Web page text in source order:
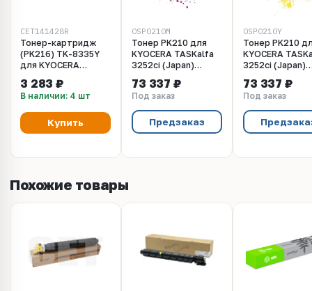
CET141428R
Тонер-картридж
(PK216) TK-8335Y
для KYOCERA
3252ci/3253ci (CET)
Yellow, 240г, 15000
стр., CET141428R
3 283 ₽
В наличии: 4 шт
Купить
OSP0210M
Тонер PK210 для
KYOCERA TASKalfa
3252ci (Japan)
мешок, (унив.),
OSP0210M
73 337 ₽
Под заказ
Предзаказ
OSP0210Y
Тонер PK210
KYOCERA
3252ci (Japan)
(унив.),
73 337 ₽
Под заказ
Похожие товары